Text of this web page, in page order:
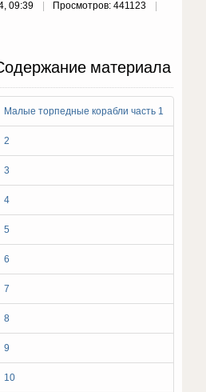
09:39 Просмотров: 441123
материала
Малые торпедные корабли часть 1
2
3
4
5
6
7
8
9
10